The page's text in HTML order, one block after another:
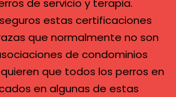
estas certificaciones
que normalmente no son
de condominios
que todos los perros en
en algunas de estas